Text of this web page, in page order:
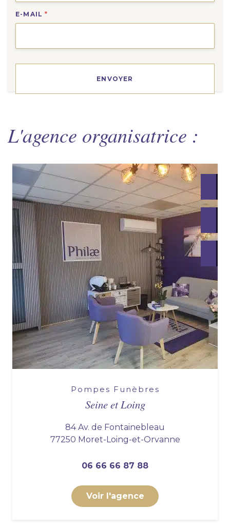
E-MAIL*
L'agence organisatrice :
Pompes Funèbres
Seine et Loing
84 Av. de Fontainebleau
77250 Moret-Loing-et-Orvanne
06 66 66 87 88
Voir l'agence